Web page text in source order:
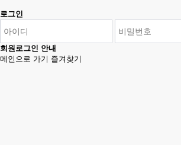
로그인
회원로그인 안내
메인으로 가기 즐겨찾기